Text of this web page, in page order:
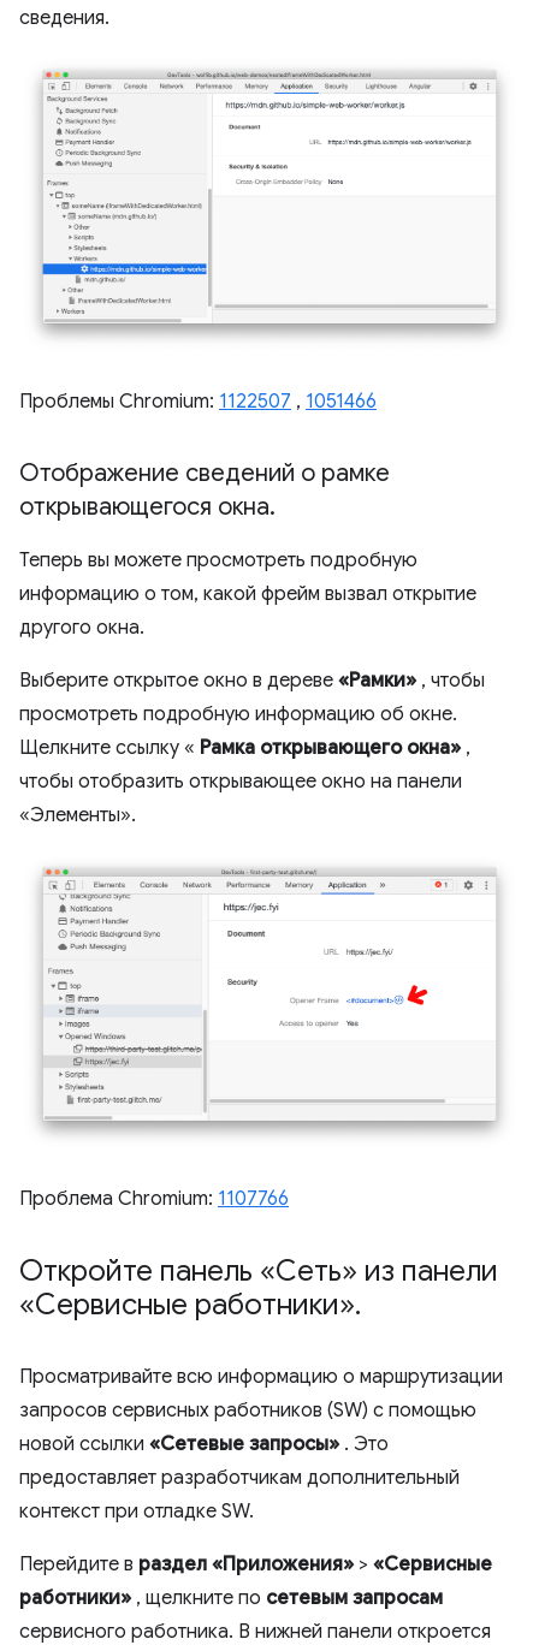
сведения.
Проблемы Chromium: 1122507 , 1051466
Отображение сведений о рамке
открывающегося окна.
Теперь вы можете просмотреть подробную
информацию о том, какой фрейм вызвал открытие
другого окна.
Выберите открытое окно в дереве «Рамки» , чтобы
просмотреть подробную информацию об окне.
Щелкните ссылку « Рамка открывающего окна» ,
чтобы отобразить открывающее окно на панели
«Элементы».
Проблема Chromium: 1107766
Откройте панель «Сеть» из панели
«Сервисные работники».
Просматривайте всю информацию о маршрутизации
запросов сервисных работников (SW) с помощью
новой ссылки «Сетевые запросы» . Это
предоставляет разработчикам дополнительный
контекст при отладке SW.
Перейдите в раздел «Приложения» > «Сервисные
работники» , щелкните по сетевым запросам
сервисного работника. В нижней панели откроется